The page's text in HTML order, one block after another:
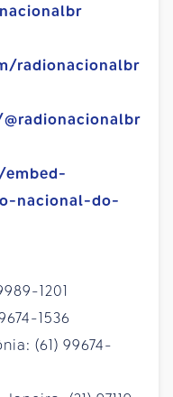
radionacionalbr
nacional-do-
1201
1536
(61) 99674-